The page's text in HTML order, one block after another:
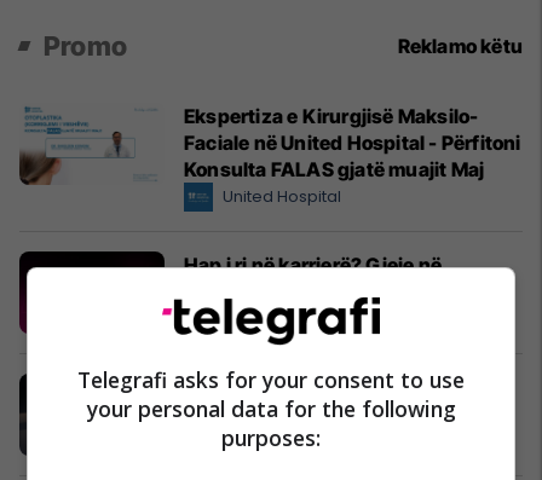
Promo Reklamo këtu
Ekspertiza e Kirurgjisë Maksilo-
Faciale në United Hospital - Përfitoni
Konsulta FALAS gjatë muajit Maj
United Hospital
Hap i ri në karrierë? Gjeje në
Telegrafi Jobs
Volvo vjen me zbritje deri 35%
Volvo Kosova
Telegrafi asks for your consent to use
your personal data for the following
purposes: